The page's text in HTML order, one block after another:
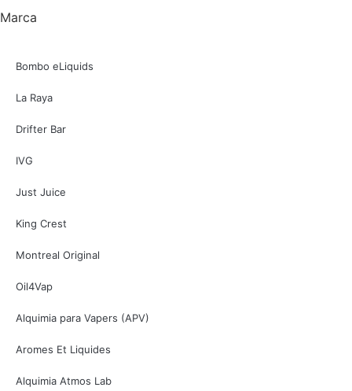
Marca
Bombo eLiquids
La Raya
Drifter Bar
IVG
Just Juice
King Crest
Montreal Original
Oil4Vap
Alquimia para Vapers (APV)
Aromes Et Liquides
Alquimia Atmos Lab